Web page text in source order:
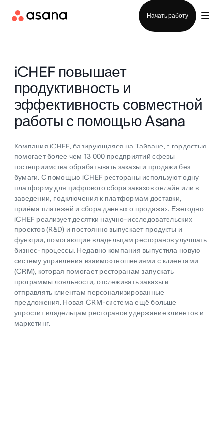
Начать работу
iCHEF повышает
продуктивность и
эффективность совместной
работы с помощью Asana
Компания iCHEF, базирующаяся на Тайване, с гордостью
помогает более чем 13 000 предприятий сферы
гостеприимства обрабатывать заказы и продажи без
бумаги. С помощью iCHEF рестораны используют одну
платформу для цифрового сбора заказов онлайн или в
заведении, подключения к платформам доставки,
приёма платежей и сбора данных о продажах. Ежегодно
iCHEF реализует десятки научно-исследовательских
проектов (R&D) и постоянно выпускает продукты и
функции, помогающие владельцам ресторанов улучшать
бизнес-процессы. Недавно компания выпустила новую
систему управления взаимоотношениями с клиентами
(CRM), которая помогает ресторанам запускать
программы лояльности, отслеживать заказы и
отправлять клиентам персонализированные
предложения. Новая CRM-система ещё больше
упростит владельцам ресторанов удержание клиентов и
маркетинг.